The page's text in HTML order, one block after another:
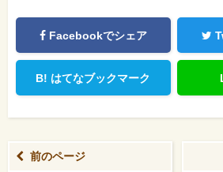
Facebookでシェア
B! はてなブックマーク
前のページ